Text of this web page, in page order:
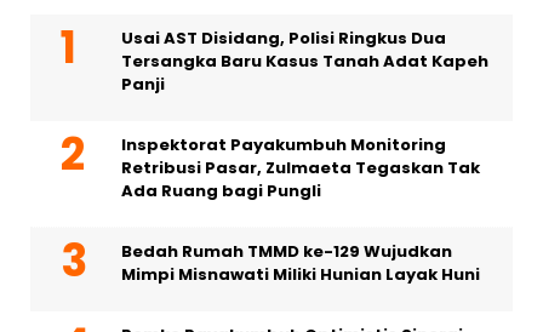
Usai AST Disidang, Polisi Ringkus Dua
Tersangka Baru Kasus Tanah Adat Kapeh
Panji
Inspektorat Payakumbuh Monitoring
Retribusi Pasar, Zulmaeta Tegaskan Tak
Ada Ruang bagi Pungli
Bedah Rumah TMMD ke-129 Wujudkan
Mimpi Misnawati Miliki Hunian Layak Huni